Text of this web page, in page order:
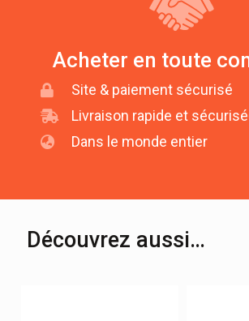
Acheter en toute
Site & paiement sécurisé
Livraison rapide et
Dans le monde entier
Découvrez aussi…